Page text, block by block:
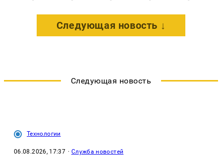
Следующая новость ↓
Следующая новость
Технологии
06.08.2026, 17:37 · Служба новостей